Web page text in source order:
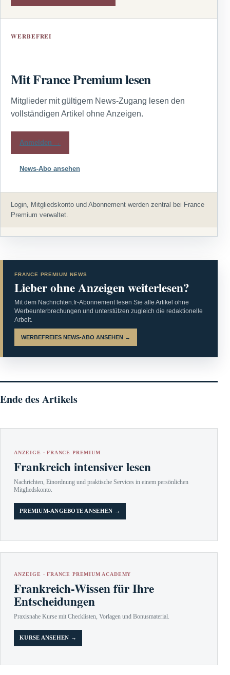
WERBEFREI
Mit France Premium lesen
Mitglieder mit gültigem News-Zugang lesen den
vollständigen Artikel ohne Anzeigen.
Anmelden →
News-Abo ansehen
Login, Mitgliedskonto und Abonnement werden zentral bei France
Premium verwaltet.
FRANCE PREMIUM NEWS
Lieber ohne Anzeigen weiterlesen?
Mit dem Nachrichten.fr-Abonnement lesen Sie alle Artikel ohne
Werbeunterbrechungen und unterstützen zugleich die redaktionelle
Arbeit.
WERBEFREIES NEWS-ABO ANSEHEN →
Ende des Artikels
ANZEIGE · FRANCE PREMIUM
Frankreich intensiver lesen
Nachrichten, Einordnung und praktische Services in einem persönlichen
Mitgliedskonto.
PREMIUM-ANGEBOTE ANSEHEN →
ANZEIGE · FRANCE PREMIUM ACADEMY
Frankreich-Wissen für Ihre
Entscheidungen
Praxisnahe Kurse mit Checklisten, Vorlagen und Bonusmaterial.
KURSE ANSEHEN →